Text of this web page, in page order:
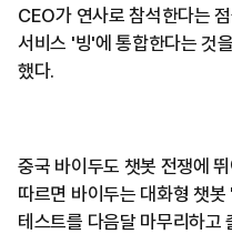
CEO가 연사로 참석한다는
서비스 '빙'에 통합한다는 것
했다.
중국 바이두도 챗봇 전쟁에
따르면 바이두는 대화형 챗
테스트를 다음달 마무리하고